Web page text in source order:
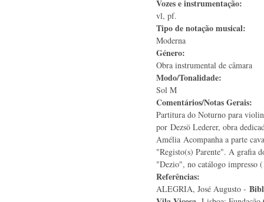
Vozes e instrumentação:
vl, pf.
Tipo de notação musical:
Moderna
Género:
Obra instrumental de câmara
Modo/Tonalidade:
Sol M
Comentários/Notas Gerais:
Partitura do Noturno para
por Dezsö Lederer, obra
Amélia Acompanha a parte
"Registo(s) Parente". A grafia
"Dezio", no catálogo impresso
Referências:
ALEGRIA, José Augusto -